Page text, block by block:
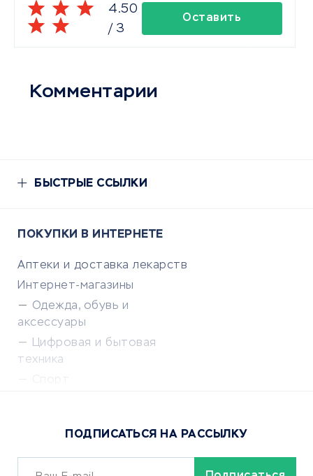
4.50
/3
Оставить
Комментарии
БЫСТРЫЕ ССЫЛКИ
ПОКУПКИ В ИНТЕРНЕТЕ
Аптеки и доставка лекарств
Интернет-магазины
Одежда, обувь и
аксессуары
Цифровая и бытовая
техника
Сервисы доставки
ПОДПИСАТЬСЯ НА РАССЫЛКУ